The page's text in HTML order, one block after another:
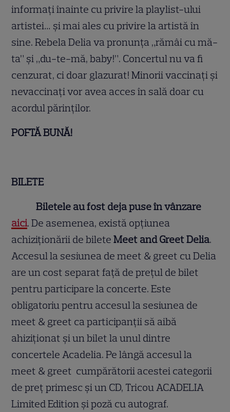
informați înainte cu privire la playlist-ului
artistei… și mai ales cu privire la artistă în
sine. Rebela Delia va pronunța „rămâi cu mă-
ta” și „du-te-mă, baby!”. Concertul nu va fi
cenzurat, ci doar glazurat! Minorii vaccinați și
nevaccinați vor avea acces în sală doar cu
acordul părinților.
POFTĂ BUNĂ!
BILETE
Biletele au fost deja puse în vânzare
aici. De asemenea, există opțiunea
achiziționării de bileteMeet and Greet Delia.
Accesul la sesiunea de meet & greet cu Delia
are un cost separat față de prețul de bilet
pentru participare la concerte. Este
obligatoriu pentru accesul la sesiunea de
meet & greet ca participanții să aibă
ahiziționat și un bilet la unul dintre
concertele Acadelia. Pe lângă accesul la
meet & greet cumpărătorii acestei categorii
de preț primesc și un CD, Tricou ACADELIA
Limited Edition și poză cu autograf.